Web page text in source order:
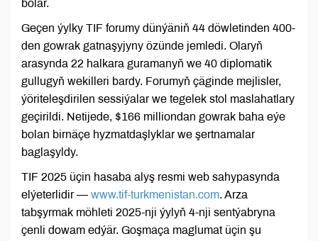
bolar.
Geçen ýylky TIF forumy dünýäniň 44 döwletinden 400-
den gowrak gatnaşyjyny özünde jemledi. Olaryň
arasynda 22 halkara guramanyň we 40 diplomatik
gullugyň wekilleri bardy. Forumyň çäginde mejlisler,
ýöriteleşdirilen sessiýalar we tegelek stol maslahatlary
geçirildi. Netijede, $166 milliondan gowrak baha eýe
bolan birnäçe hyzmatdaşlyklar we şertnamalar
baglaşyldy.
TIF 2025 üçin hasaba alyş resmi web sahypasynda
elýeterlidir — www.tif-turkmenistan.com. Arza
tabşyrmak möhleti 2025-nji ýylyň 4-nji sentýabryna
çenli dowam edýär. Goşmaça maglumat üçin şu